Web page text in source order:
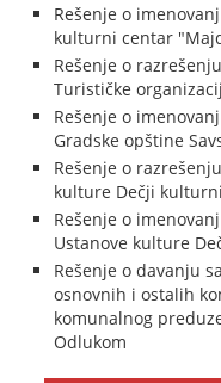
Rešenje o
kulturni centar
Rešenje o
Turističke
Rešenje o
Gradske opštine
Rešenje o
kulture Dečji
Rešenje o
Ustanove kulture
Rešenje o davanju
osnovnih i ostalih
komunalnog
Odlukom